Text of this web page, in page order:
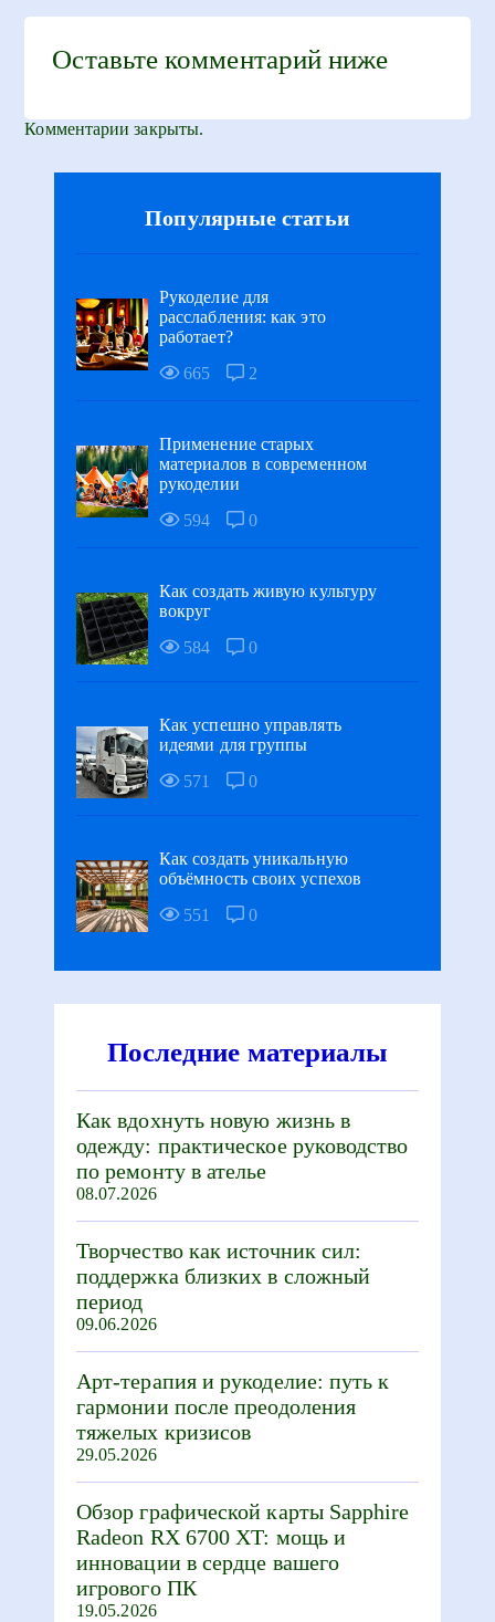
Оставьте комментарий ниже
Комментарии закрыты.
Популярные статьи
Рукоделие для
расслабления: как это
работает?
665
2
Применение старых
материалов в современном
рукоделии
594
0
Как создать живую культуру
вокруг
584
0
Как успешно управлять
идеями для группы
571
0
Как создать уникальную
объёмность своих успехов
551
0
Последние материалы
Как вдохнуть новую жизнь в
одежду: практическое руководство
по ремонту в ателье
08.07.2026
Творчество как источник сил:
поддержка близких в сложный
период
09.06.2026
Арт-терапия и рукоделие: путь к
гармонии после преодоления
тяжелых кризисов
29.05.2026
Обзор графической карты Sapphire
Radeon RX 6700 XT: мощь и
инновации в сердце вашего
игрового ПК
19.05.2026